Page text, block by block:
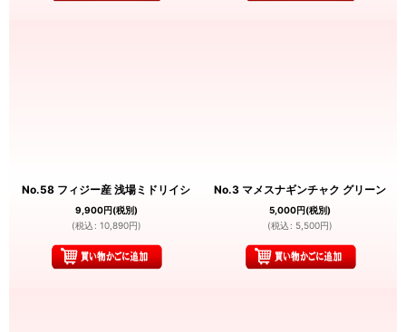
No.58 フィジー産 浅場ミドリイシ
9,900円(税別)
(税込 : 10,890円)
No.3 マメスナギンチャク グリーン
5,000円(税別)
(税込 : 5,500円)